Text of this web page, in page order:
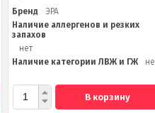
Бренд
ЭРА
Наличие аллергенов и резких
запахов
нет
Наличие категории ЛВЖ и ГЖ
В корзину